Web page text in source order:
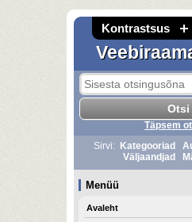
Kontrastsus
Täpsem
Sirvi:
Kategooriad
Väljaandjad
Menüü
Avaleht